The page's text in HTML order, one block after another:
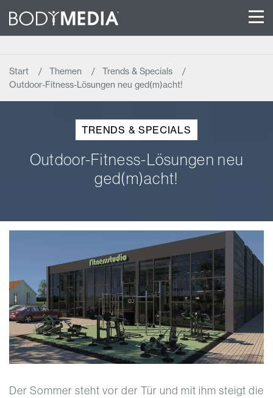
Start Themen
Trends & Specials
Outdoor-Fitness-Lösungen neu ged(m)acht!
TRENDS & SPECIALS
Outdoor-Fitness-Lösungen neu
ged(m)acht!
Der Sommer steht vor der Tür und mit ihm steigt die